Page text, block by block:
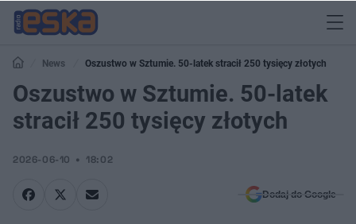
News Oszustwo w Sztumie. 50-latek stracił 250 tysięcy złotych
Oszustwo w Sztumie. 50-latek
stracił 250 tysięcy złotych
2026-06-10 18:02
Dodaj do Google